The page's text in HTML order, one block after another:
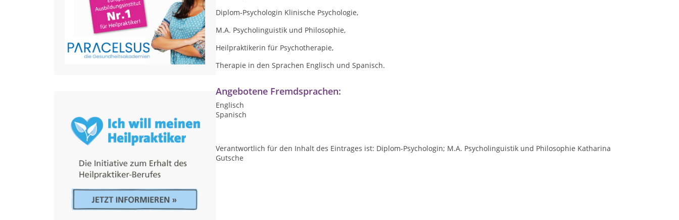
Diplom-Psychologin Klinische Psychologie,
M.A. Psycholinguistik und Philosophie,
Heilpraktikerin für Psychotherapie,
Therapie in den Sprachen Englisch und Spanisch.
Angebotene Fremdsprachen:
Englisch
Spanisch
Verantwortlich für den Inhalt des Eintrages ist: Diplom-Psychologin; M.A. Psycholinguistik und Philosophie Katharina
Gutsche